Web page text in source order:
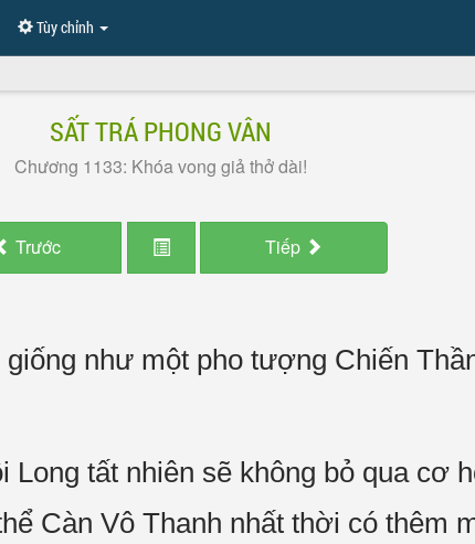
Tùy chỉnh
SẤT TRÁ PHONG VÂN
Chương 1133: Khóa vong giả thở dài!
Trước Tiếp
như một pho tượng Chiến
tất nhiên sẽ không bỏ qua cơ
Càn Vô Thanh nhất thời có thêm